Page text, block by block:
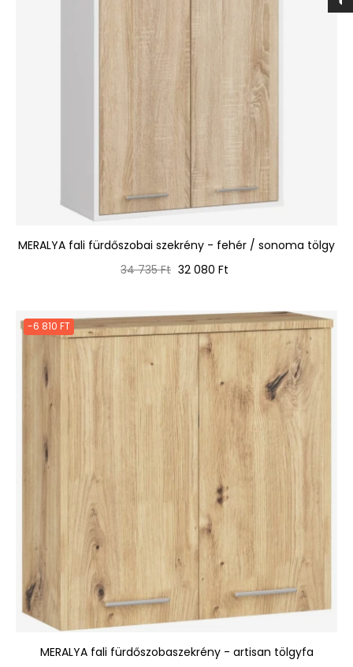
MERALYA fali fürdőszobai szekrény - fehér / sonoma tölgy
Normál
34 735 Ft Ár
32 080 Ft
-6 810 FT
MERALYA fali fürdőszobaszekrény - artisan tölgyfa